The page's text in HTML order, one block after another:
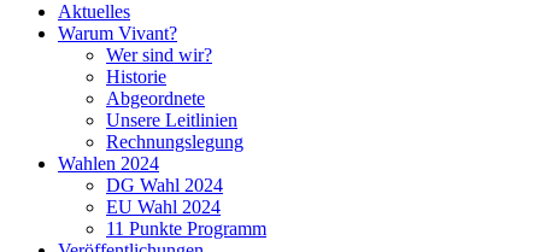
Aktuelles
Warum Vivant?
Wer sind wir?
Historie
Abgeordnete
Unsere Leitlinien
Rechnungslegung
Wahlen 2024
DG Wahl 2024
EU Wahl 2024
11 Punkte Programm